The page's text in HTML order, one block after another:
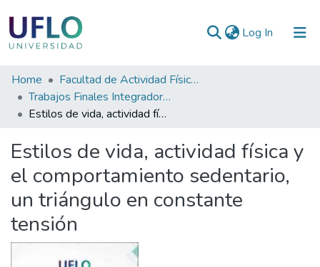
Log In (current)
Communities
&
Collections
All of RIUFLO
Statistics
Home
Facultad de Actividad Física y Deporte
Trabajos Finales Integradores (TFI) de la Licenciatura en Actividad Física y Deporte
Estilos de vida, actividad física y el comportamiento sedentario, un triángulo en constante tensión
Estilos de vida, actividad física y
el comportamiento sedentario,
un triángulo en constante
tensión